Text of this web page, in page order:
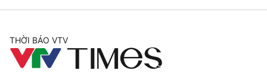
Góc doanh nghiệp
Truyền hình
Phim VTV
Hậu trường
Giải trí
Điện ảnh
THỜI BÁO VTV